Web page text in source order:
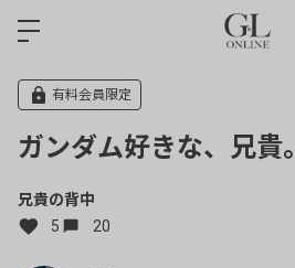
有料会員限定
ガンダム好きな、兄貴。
兄貴の背中
5
20